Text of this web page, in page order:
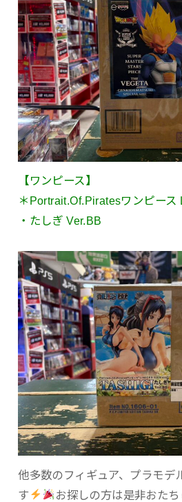
【ワンピース】
＊Portrait.Of.Piratesワンピース
・たしぎ Ver.BB
他多数のフィギュア、プラモデ
す
お探しの方は是非おた